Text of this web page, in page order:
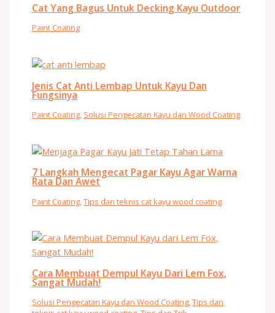
Cat Yang Bagus Untuk Decking Kayu Outdoor
Paint Coating
Jenis Cat Anti Lembap Untuk Kayu Dan
Fungsinya
Paint Coating, Solusi Pengecatan Kayu dan Wood Coating
7 Langkah Mengecat Pagar Kayu Agar Warna
Rata Dan Awet
Paint Coating,Tips dan teknis cat kayu wood coating
Cara Membuat Dempul Kayu Dari Lem Fox,
Sangat Mudah!
Solusi Pengecatan Kayu dan Wood Coating,Tips dan